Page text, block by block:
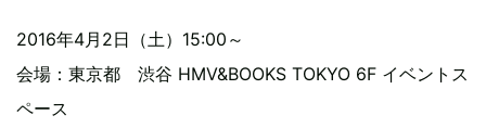
2016年4月2日（土）15:00～
会場：東京都 渋谷 HMV&BOOKS TOKYO 6F イベントス
ペース